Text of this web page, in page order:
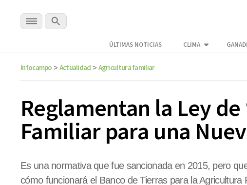
ÚLTIMAS NOTICIAS CLIMA
Infocampo > Actualidad > Agricultura familiar
Reglamentan la Ley
Familiar para una
Es una normativa que fue sancionada en 2015, pero
cómo funcionará el Banco de Tierras para la Agricultura